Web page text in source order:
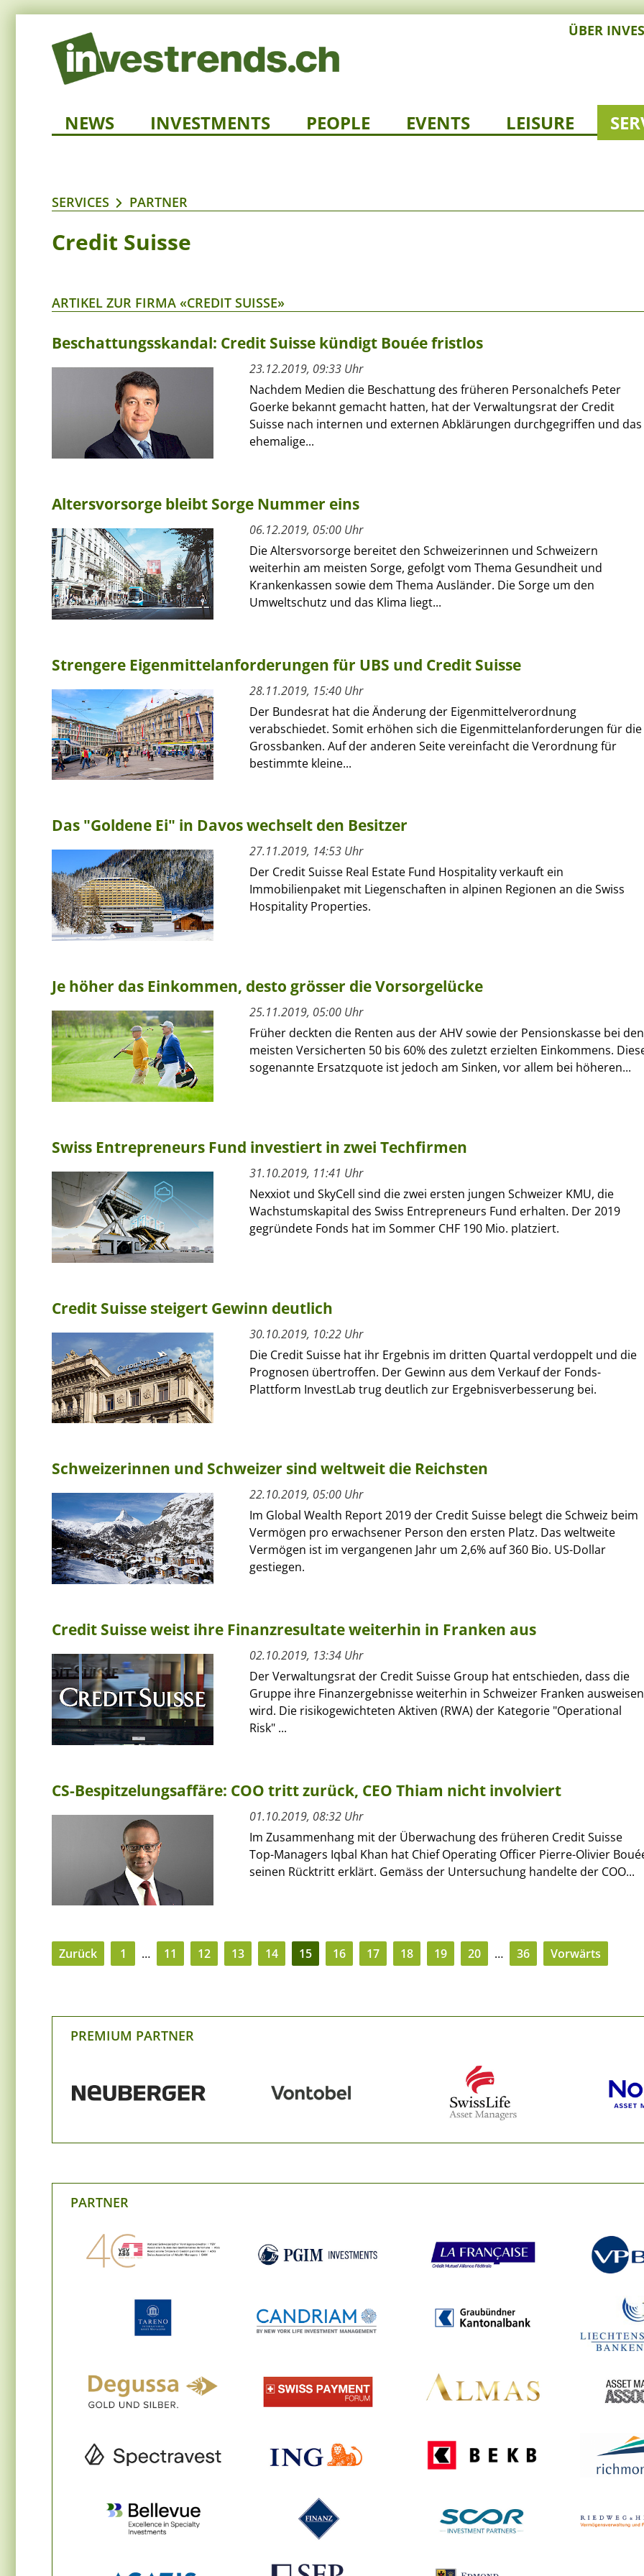
ÜBER
NEWS INVESTMENTS PEOPLE EVENTS LEISURE
SERVICES PARTNER
Credit Suisse
ARTIKEL ZUR FIRMA «CREDIT SUISSE»
Beschattungsskandal: Credit Suisse kündigt Bouée fristlos
23.12.2019, 09:33 Uhr
Nachdem Medien die Beschattung des früheren Personalchefs Peter
Goerke bekannt gemacht hatten, hat der Verwaltungsrat der Credit
Suisse nach internen und externen Abklärungen durchgegriffen und das
ehemalige...
Altersvorsorge bleibt Sorge Nummer eins
06.12.2019, 05:00 Uhr
Die Altersvorsorge bereitet den Schweizerinnen und Schweizern
weiterhin am meisten Sorge, gefolgt vom Thema Gesundheit und
Krankenkassen sowie dem Thema Ausländer. Die Sorge um den
Umweltschutz und das Klima liegt...
Strengere Eigenmittelanforderungen für UBS und Credit Suisse
28.11.2019, 15:40 Uhr
Der Bundesrat hat die Änderung der Eigenmittelverordnung
verabschiedet. Somit erhöhen sich die Eigenmittelanforderungen für die
Grossbanken. Auf der anderen Seite vereinfacht die Verordnung für
bestimmte kleine...
Das "Goldene Ei" in Davos wechselt den Besitzer
27.11.2019, 14:53 Uhr
Der Credit Suisse Real Estate Fund Hospitality verkauft ein
Immobilienpaket mit Liegenschaften in alpinen Regionen an die Swiss
Hospitality Properties.
Je höher das Einkommen, desto grösser die Vorsorgelücke
25.11.2019, 05:00 Uhr
Früher deckten die Renten aus der AHV sowie der Pensionskasse bei den
meisten Versicherten 50 bis 60% des zuletzt erzielten Einkommens.
sogenannte Ersatzquote ist jedoch am Sinken, vor allem bei höheren...
Swiss Entrepreneurs Fund investiert in zwei Techfirmen
31.10.2019, 11:41 Uhr
Nexxiot und SkyCell sind die zwei ersten jungen Schweizer KMU, die
Wachstumskapital des Swiss Entrepreneurs Fund erhalten. Der 2019
gegründete Fonds hat im Sommer CHF 190 Mio. platziert.
Credit Suisse steigert Gewinn deutlich
30.10.2019, 10:22 Uhr
Die Credit Suisse hat ihr Ergebnis im dritten Quartal verdoppelt und die
Prognosen übertroffen. Der Gewinn aus dem Verkauf der Fonds-
Plattform InvestLab trug deutlich zur Ergebnisverbesserung bei.
Schweizerinnen und Schweizer sind weltweit die Reichsten
22.10.2019, 05:00 Uhr
Im Global Wealth Report 2019 der Credit Suisse belegt die Schweiz beim
Vermögen pro erwachsener Person den ersten Platz. Das weltweite
Vermögen ist im vergangenen Jahr um 2,6% auf 360 Bio. US-Dollar
gestiegen.
Credit Suisse weist ihre Finanzresultate weiterhin in Franken aus
02.10.2019, 13:34 Uhr
Der Verwaltungsrat der Credit Suisse Group hat entschieden, dass die
Gruppe ihre Finanzergebnisse weiterhin in Schweizer Franken ausweisen
wird. Die risikogewichteten Aktiven (RWA) der Kategorie "Operational
Risk" ...
CS-Bespitzelungsaffäre: COO tritt zurück, CEO Thiam nicht involviert
01.10.2019, 08:32 Uhr
Im Zusammenhang mit der Überwachung des früheren Credit Suisse
Top-Managers Iqbal Khan hat Chief Operating Officer Pierre-Olivier
seinen Rücktritt erklärt. Gemäss der Untersuchung handelte der COO...
Zurück 1 … 11 12 13 14 15 16 17 18 19 20 … 36 Vorwärts
PREMIUM PARTNER
PARTNER